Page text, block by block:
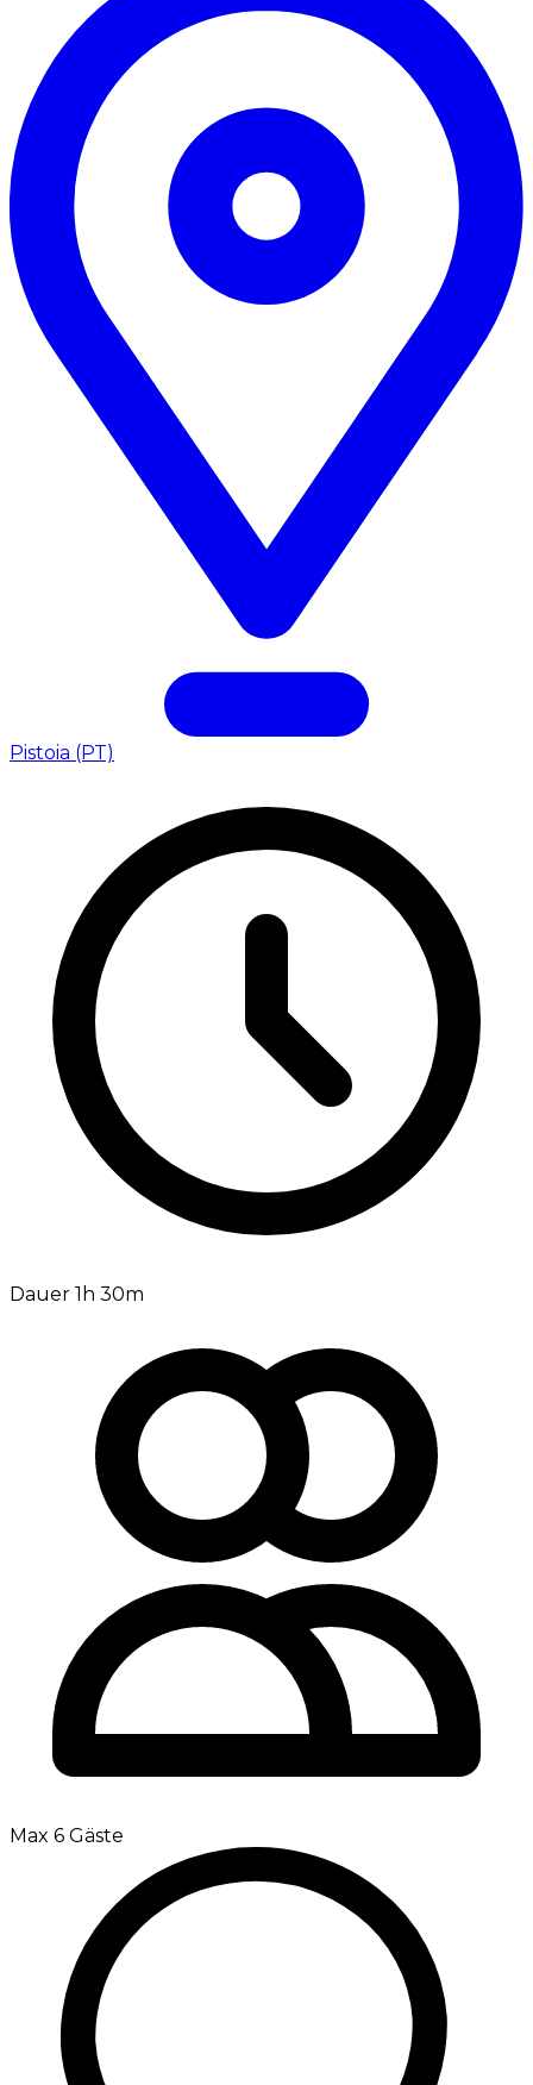
Pistoia (PT)
Dauer 1h 30m
Max 6 Gäste